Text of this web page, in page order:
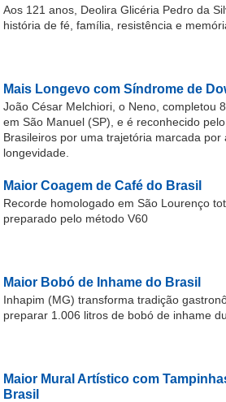
Aos 121 anos, Deolira Glicéria Pedro da
história de fé, família, resistência e
Mais Longevo com Síndrome de
João César Melchiori, o Neno, completou
em São Manuel (SP), e é reconhecido
Brasileiros por uma trajetória marcada por
longevidade.
Maior Coagem de Café do Brasil
Recorde homologado em São Lourenço
preparado pelo método V60
Maior Bobó de Inhame do Brasil
Inhapim (MG) transforma tradição
preparar 1.006 litros de bobó de inhame
Maior Mural Artístico com
Brasil